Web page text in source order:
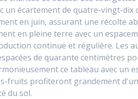
un écartement de quatre-vingt-
en juin, assurant une récolte
en pleine terre avec un
continue et régulière. Les
de quarante centimètres
ce tableau avec un
fruits profiteront grandement
du sol.